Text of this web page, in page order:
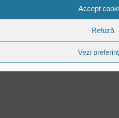
Accept
Refuză
Vezi